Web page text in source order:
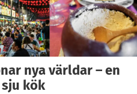
nya världar – en
kök